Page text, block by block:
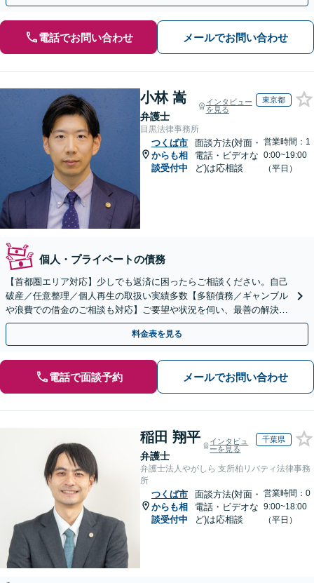
電話でお問い合わせ メールでお問い合わせ
小林 嵩
弁護士
インタビュー
を見る
東京都
目黒法律事務所
つくば市
からも相
談受付中
面談方法(対面・
電話・ビデオな
ど)は応相談
営業時間：1
0:00~19:00
（平日）
個人・プライベートの債務
【首都圏エリア対応】少しでも返済に困ったらご相談ください。自己
破産／任意整理／個人再生の取扱い実績多数【多額債務／ギャンブル
や浪費での借金のご相談も対応】ご要望や状況を伺い、最善の解決を
目指します
料金表を見る
電話で面談予約 メールでお問い合わせ
稲田 翔平
弁護士
インタビュ
ーを見る
千葉県
弁護士法人やがしら 支所柏リバティ法律事務
所
つくば市
からも相
談受付中
面談方法(対面・
電話・ビデオな
ど)は応相談
営業時間：0
9:00~18:00
（平日）